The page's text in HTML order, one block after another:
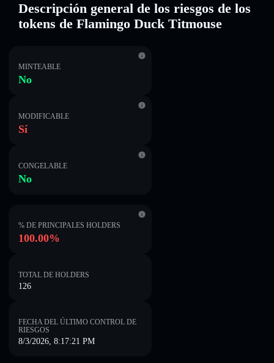
Descripción general de los riesgos de los
tokens de Flamingo Duck Titmouse
MINTEABLE
No
MODIFICABLE
Sí
CONGELABLE
No
% DE PRINCIPALES HOLDERS
100.00%
TOTAL DE HOLDERS
126
FECHA DEL ÚLTIMO CONTROL DE
RIESGOS
8/3/2026, 8:17:21 PM